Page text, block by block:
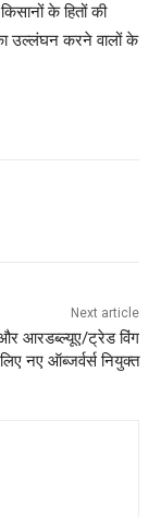
के हितों की
का उल्लंघन करने वालों के
Next article
और आरडब्ल्यूए/ट्रेड विंग
नए ऑब्जर्वर्स नियुक्त